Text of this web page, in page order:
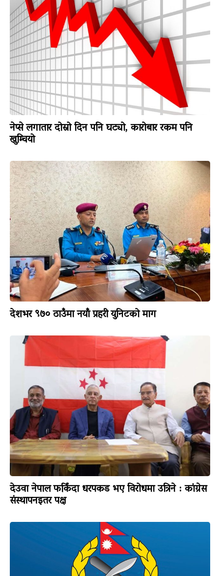
नेप्से लगातार दोस्रो दिन पनि घट्यो, कारोबार रकम पनि
खुम्चियो
देशभर ९७० ठाउँमा नयाँ प्रहरी युनिटको माग
देउवा नेपाल फर्किंदा धरपकड भए विरोधमा उत्रिने : कांग्रेस
संस्थापनइतर पक्ष